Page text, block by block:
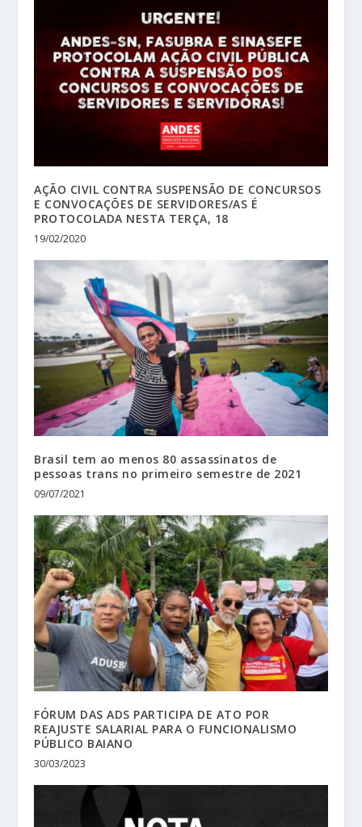
AÇÃO CIVIL CONTRA SUSPENSÃO DE CONCURSOS
E CONVOCAÇÕES DE SERVIDORES/AS É
PROTOCOLADA NESTA TERÇA, 18
19/02/2020
Brasil tem ao menos 80 assassinatos de
pessoas trans no primeiro semestre de 2021
09/07/2021
FÓRUM DAS ADS PARTICIPA DE ATO POR
REAJUSTE SALARIAL PARA O FUNCIONALISMO
PÚBLICO BAIANO
30/03/2023